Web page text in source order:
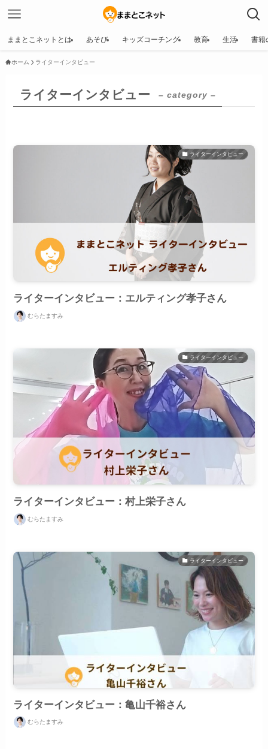
ままとこネットとは あそび キッズコーチング 教育 生活 書籍
ホーム ライターインタビュー
ライターインタビュー – category –
ライターインタビュー
ライターインタビュー：エルティング孝子さん
むらたますみ
ライターインタビュー
ライターインタビュー：村上栄子さん
むらたますみ
ライターインタビュー
ライターインタビュー：亀山千裕さん
むらたますみ